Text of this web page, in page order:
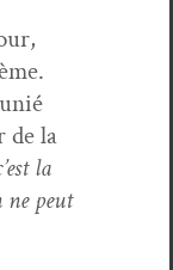
de la
la
ne peut